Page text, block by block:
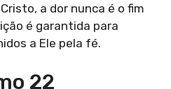
a dor nunca é o fim
é garantida para
a Ele pela fé.
22